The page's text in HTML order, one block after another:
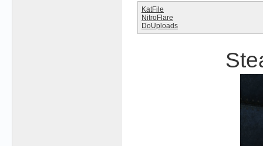
KatFile
NitroFlare
DoUploads